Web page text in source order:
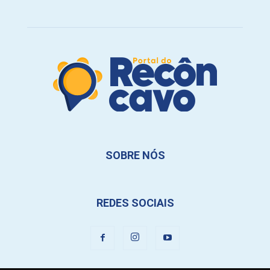
SOBRE NÓS
REDES SOCIAIS